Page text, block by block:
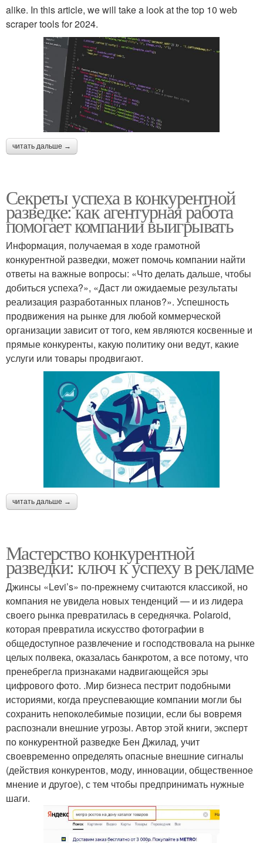
alike. In this article, we will take a look at the top 10 web
scraper tools for 2024.
читать дальше →
Секреты успеха в конкурентной
разведке: как агентурная работа
помогает компании выигрывать
Информация, получаемая в ходе грамотной
конкурентной разведки, может помочь компании найти
ответы на важные вопросы: «Что делать дальше, чтобы
добиться успеха?», «Даст ли ожидаемые результаты
реализация разработанных планов?». Успешность
продвижения на рынке для любой коммерческой
организации зависит от того, кем являются косвенные и
прямые конкуренты, какую политику они ведут, какие
услуги или товары продвигают.
читать дальше →
Мастерство конкурентной
разведки: ключ к успеху в рекламе
Джинсы «Levi’s» по-прежнему считаются классикой, но
компания не увидела новых тенденций — и из лидера
своего рынка превратилась в середнячка. Polaroid,
которая превратила искусство фотографии в
общедоступное развлечение и господствовала на рынке
целых полвека, оказалась банкротом, а все потому, что
пренебрегла признаками надвигающейся эры
цифрового фото. .Мир бизнеса пестрит подобными
историями, когда преуспевающие компании могли бы
сохранить непоколебимые позиции, если бы вовремя
распознали внешние угрозы. Автор этой книги, эксперт
по конкурентной разведке Бен Джилад, учит
своевременно определять опасные внешние сигналы
(действия конкурентов, моду, инновации, общественное
мнение и другое), с тем чтобы предпринимать нужные
шаги.